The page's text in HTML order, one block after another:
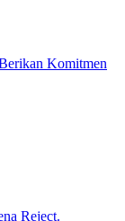
Komitmen
Reject.